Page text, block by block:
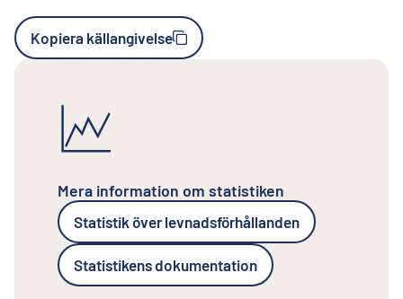
Kopiera källangivelse
Mera information om statistiken
Statistik över levnadsförhållanden
Statistikens dokumentation